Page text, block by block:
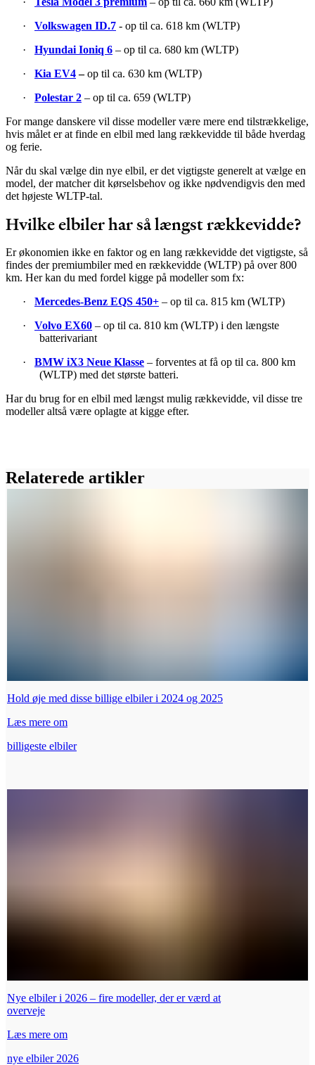
·
Volkswagen ID.7 - op til ca. 618 km (WLTP)
·
Hyundai Ioniq 6 – op til ca. 680 km (WLTP)
·
Kia EV4–op til ca. 630 km (WLTP)
·
Polestar 2 – op til ca. 659 (WLTP)
For mange danskere vil disse modeller være mere end tilstrækkelige,
hvis målet er at finde en elbil med lang rækkevidde til både hverdag
og ferie.
Når du skal vælge din nye elbil, er det vigtigste generelt at vælge en
model, der matcher dit kørselsbehov og ikke nødvendigvis den med
det højeste WLTP-tal.
Hvilke elbiler har så længst rækkevidde?
Er økonomien ikke en faktor og en lang rækkevidde det vigtigste, så
findes der premiumbiler med en rækkevidde (WLTP) på over 800
km. Her kan du med fordel kigge på modeller som fx:
·
Mercedes-Benz EQS 450+ – op til ca. 815 km (WLTP)
·
Volvo EX60 – op til ca. 810 km (WLTP) i den længste
batterivariant
·
BMW iX3 Neue Klasse – forventes at få op til ca. 800 km
(WLTP) med det største batteri.
Har du brug for en elbil med længst mulig rækkevidde, vil disse tre
modeller altså være oplagte at kigge efter.
Relaterede artikler
Hold øje med disse billige elbiler i 2024 og 2025
Læs mere om
billigeste elbiler
Nye elbiler i 2026 – fire modeller, der er værd at
overveje
Læs mere om
nye elbiler 2026